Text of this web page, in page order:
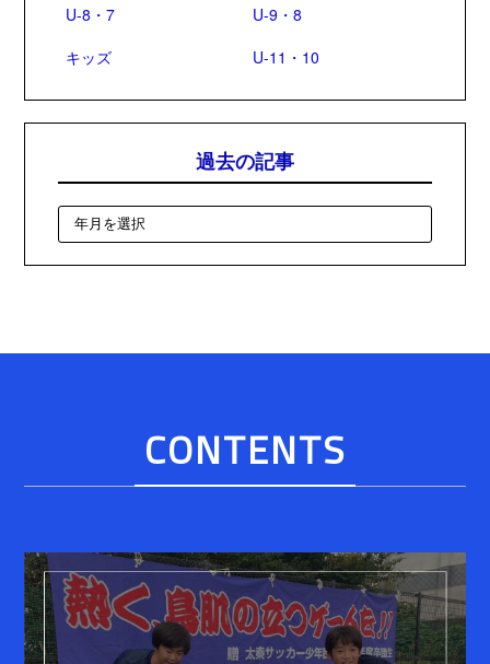
U-8・7
U-9・8
キッズ
U-11・10
過去の記事
CONTENTS